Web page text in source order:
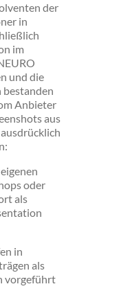
der
in
im
und die
bestanden
Anbieter
aus
oder
als
in
als
vorgeführt